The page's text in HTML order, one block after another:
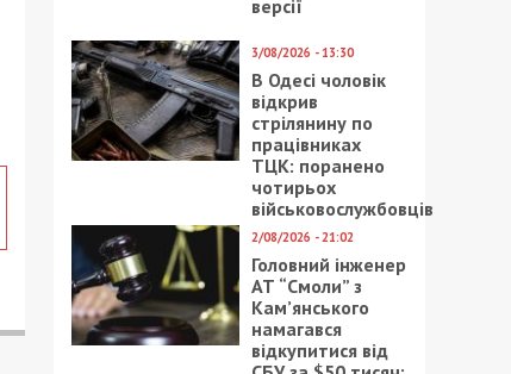
версії
3/08/2026 - 13:30
В Одесі чоловік
відкрив
стрілянину по
працівниках
ТЦК: поранено
чотирьох
військовослужбовців
2/08/2026 - 21:02
Головний інженер
АТ “Смоли” з
Кам’янського
намагався
відкупитися від